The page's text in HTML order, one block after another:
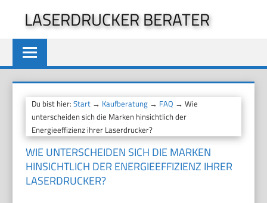
springen
LASERDRUCKER BERATER
Du bist hier:Start → Kaufberatung → FAQ → Wie
unterscheiden sich die Marken hinsichtlich der
Energieeffizienz ihrer Laserdrucker?
WIE UNTERSCHEIDEN SICH DIE MARKEN
HINSICHTLICH DER ENERGIEEFFIZIENZ IHRER
LASERDRUCKER?